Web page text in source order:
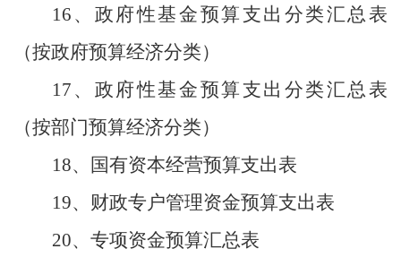
16、政府性基金预算支出分类汇总表
（按政府预算经济分类）
17、政府性基金预算支出分类汇总表
（按部门预算经济分类）
18、国有资本经营预算支出表
19、财政专户管理资金预算支出表
20、专项资金预算汇总表